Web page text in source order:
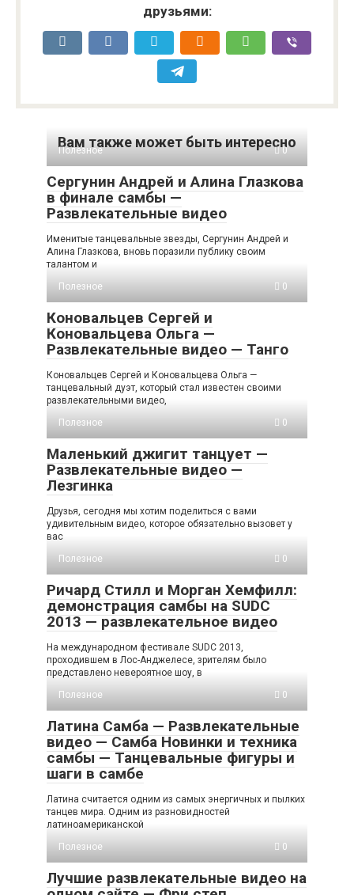
друзьями:
Вам также может быть интересно
Полезное 0
Сергунин Андрей и Алина Глазкова
в финале самбы —
Развлекательные видео
Именитые танцевальные звезды, Сергунин Андрей и
Алина Глазкова, вновь поразили публику своим
талантом и
Полезное
0
Коновальцев Сергей и
Коновальцева Ольга —
Развлекательные видео — Танго
Коновальцев Сергей и Коновальцева Ольга —
танцевальный дуэт, который стал известен своими
развлекательными видео,
Полезное
0
Маленький джигит танцует —
Развлекательные видео —
Лезгинка
Друзья, сегодня мы хотим поделиться с вами
удивительным видео, которое обязательно вызовет у
вас
Полезное
0
Ричард Стилл и Морган Хемфилл:
демонстрация самбы на SUDC
2013 — развлекательное видео
На международном фестивале SUDC 2013,
проходившем в Лос-Анджелесе, зрителям было
представлено невероятное шоу, в
Полезное
0
Латина Самба — Развлекательные
видео — Самба Новинки и техника
самбы — Танцевальные фигуры и
шаги в самбе
Латина считается одним из самых энергичных и пылких
танцев мира. Одним из разновидностей
латиноамериканской
Полезное
0
Лучшие развлекательные видео на